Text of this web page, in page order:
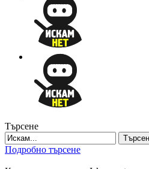
Търсене
Подробно търсене